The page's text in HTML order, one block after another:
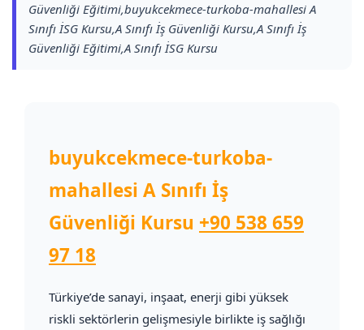
Güvenliği Eğitimi,buyukcekmece-turkoba-mahallesi A
Sınıfı İSG Kursu,A Sınıfı İş Güvenliği Kursu,A Sınıfı İş
Güvenliği Eğitimi,A Sınıfı İSG Kursu
buyukcekmece-turkoba-
mahallesi A Sınıfı İş
Güvenliği Kursu +90 538 659
97 18
Türkiye’de sanayi, inşaat, enerji gibi yüksek
riskli sektörlerin gelişmesiyle birlikte iş sağlığı